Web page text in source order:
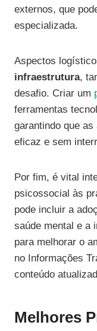
externos, que
especializada.
Aspectos
infraestrutura,
desafio. Criar um
ferramentas
garantindo que
eficaz e sem
Por fim, é vital
psicossocial às
pode incluir a
saúde mental e a
para melhorar o
no Informações
conteúdo
Melhores